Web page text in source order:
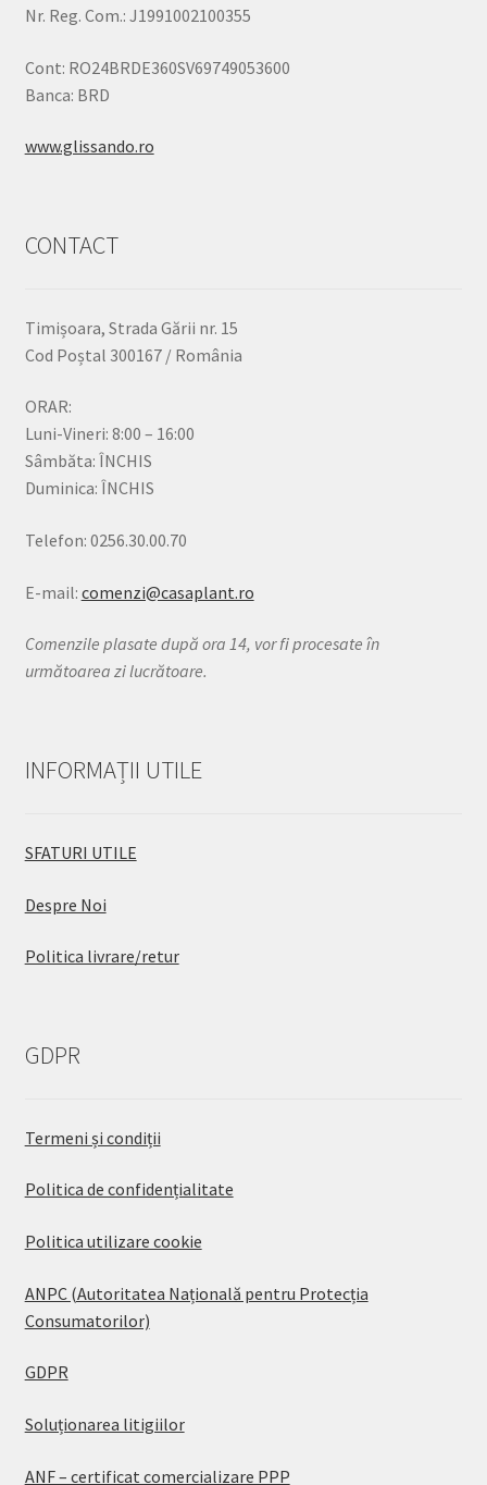
Nr. Reg. Com.: J1991002100355
Cont: RO24BRDE360SV69749053600
Banca: BRD
www.glissando.ro
CONTACT
Timișoara, Strada Gării nr. 15
Cod Poștal 300167 / România
ORAR:
Luni-Vineri: 8:00 – 16:00
Sâmbăta: ÎNCHIS
Duminica: ÎNCHIS
Telefon: 0256.30.00.70
E-mail: comenzi@casaplant.ro
Comenzile plasate după ora 14, vor fi procesate în
următoarea zi lucrătoare.
INFORMAȚII UTILE
SFATURI UTILE
Despre Noi
Politica livrare/retur
GDPR
Termeni și condiții
Politica de confidențialitate
Politica utilizare cookie
ANPC (Autoritatea Națională pentru Protecția
Consumatorilor)
GDPR
Soluționarea litigiilor
ANF – certificat comercializare PPP